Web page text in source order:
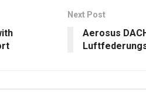
Next Post
Aerosus